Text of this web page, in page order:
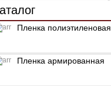
Пленка полиэтиленовая
Пленка армированная